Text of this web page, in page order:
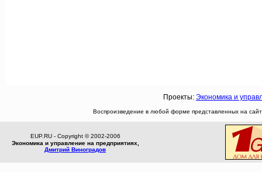
Проекты: Экономика и
Воспроизведение в любой форме представленных на
EUP.RU - Copyright © 2002-2006
Экономика и управление на предприятиях,
Дмитрий Виноградов